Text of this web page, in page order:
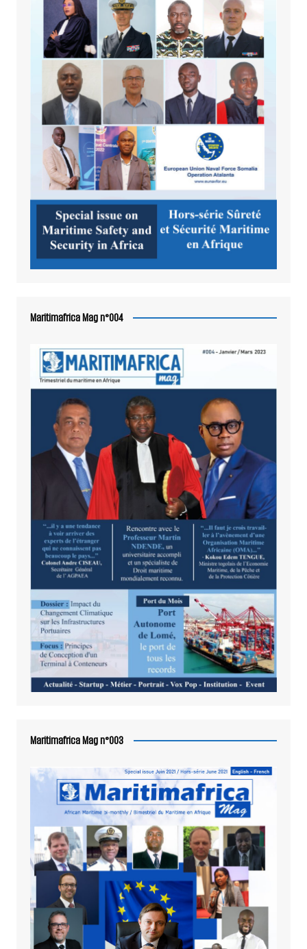
Maritimafrica Mag n°004
Maritimafrica Mag n°003